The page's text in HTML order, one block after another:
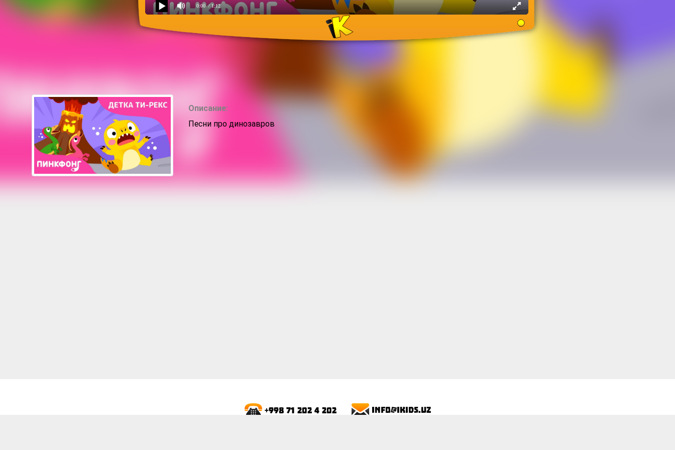
0:00 / 1:12
Извержение вулкана
Описание:
Песни про динозавров
+998 71 202 4 202 info@ikids.uz